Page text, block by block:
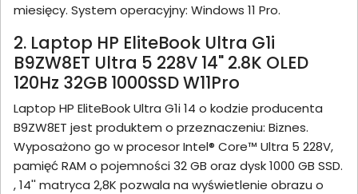
miesięcy. System operacyjny: Windows 11 Pro.
2. Laptop HP EliteBook Ultra G1i
B9ZW8ET Ultra 5 228V 14" 2.8K OLED
120Hz 32GB 1000SSD W11Pro
Laptop HP EliteBook Ultra G1i 14 o kodzie producenta
B9ZW8ET jest produktem o przeznaczeniu: Biznes.
Wyposażono go w procesor Intel® Core™ Ultra 5 228V,
pamięć RAM o pojemności 32 GB oraz dysk 1000 GB SSD.
, 14'' matryca 2,8K pozwala na wyświetlenie obrazu o